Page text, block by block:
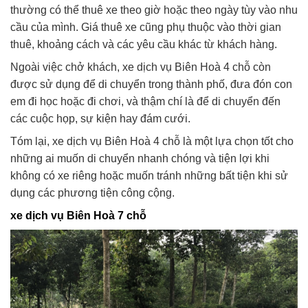
thường có thể thuê xe theo giờ hoặc theo ngày tùy vào nhu
cầu của mình. Giá thuê xe cũng phụ thuộc vào thời gian
thuê, khoảng cách và các yêu cầu khác từ khách hàng.
Ngoài việc chở khách, xe dịch vụ Biên Hoà 4 chỗ còn
được sử dụng để di chuyển trong thành phố, đưa đón con
em đi học hoặc đi chơi, và thậm chí là để di chuyển đến
các cuộc họp, sự kiện hay đám cưới.
Tóm lại, xe dịch vụ Biên Hoà 4 chỗ là một lựa chọn tốt cho
những ai muốn di chuyển nhanh chóng và tiện lợi khi
không có xe riêng hoặc muốn tránh những bất tiện khi sử
dụng các phương tiện công cộng.
xe dịch vụ Biên Hoà 7 chỗ